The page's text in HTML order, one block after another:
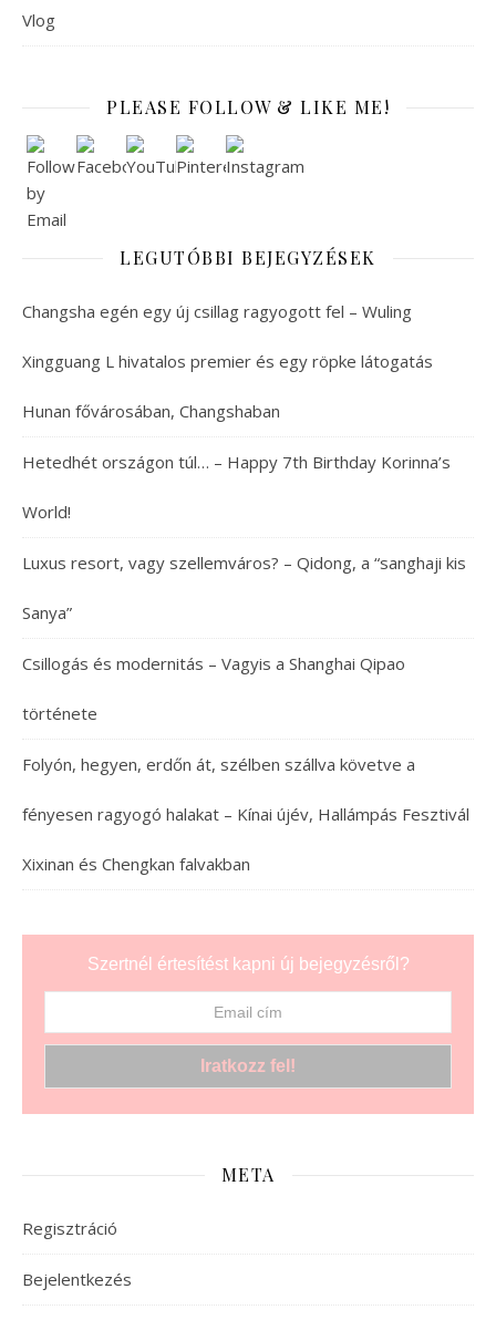
Vlog
PLEASE FOLLOW & LIKE ME!
LEGUTÓBBI BEJEGYZÉSEK
Changsha egén egy új csillag ragyogott fel – Wuling
Xingguang L hivatalos premier és egy röpke látogatás
Hunan fővárosában, Changshaban
Hetedhét országon túl… – Happy 7th Birthday Korinna’s
World!
Luxus resort, vagy szellemváros? – Qidong, a “sanghaji kis
Sanya”
Csillogás és modernitás – Vagyis a Shanghai Qipao
története
Folyón, hegyen, erdőn át, szélben szállva követve a
fényesen ragyogó halakat – Kínai újév, Hallámpás Fesztivál
Xixinan és Chengkan falvakban
Szertnél értesítést kapni új bejegyzésről?
META
Regisztráció
Bejelentkezés